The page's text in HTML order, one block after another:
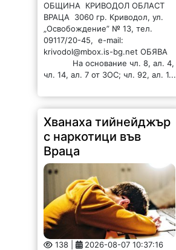
ОБЩИНА КРИВОДОЛ ОБЛАСТ
ВРАЦА 3060 гр. Криводол, ул.
„Освобождение” № 13, тел.
09117/20-45, e-mail:
krivodol@mbox.is-bg.net ОБЯВА
На основание чл. 8, ал. 4,
чл. 14, ал. 7 от ЗОС; чл. 92, ал. 1...
Хванаха тийнейджър
с наркотици във
Враца
138 | 2026-08-07 10:37:16